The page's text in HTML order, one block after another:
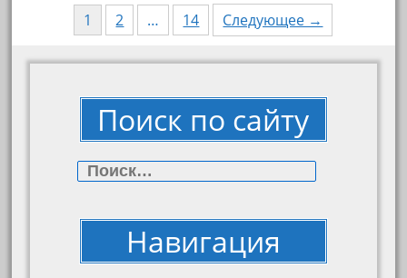
Навигация
по
записям
1 2 … 14 Следующее →
Поиск по сайту
Найти:
Навигация